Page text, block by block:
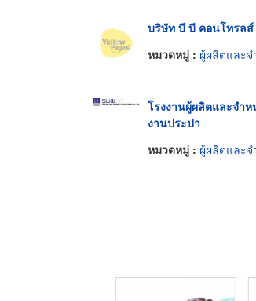
บริษัท บี บี คอนโทรลส์
หมวดหมู่ : ผู้ผลิตและ
โรงงานผู้ผลิตและจำ
งานประปา
หมวดหมู่ : ผู้ผลิตและ